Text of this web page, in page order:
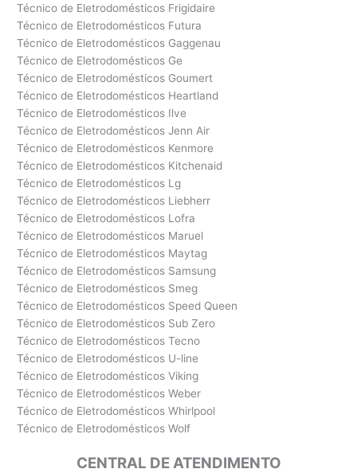
Técnico de Eletrodomésticos Frigidaire
Técnico de Eletrodomésticos Futura
Técnico de Eletrodomésticos Gaggenau
Técnico de Eletrodomésticos Ge
Técnico de Eletrodomésticos Goumert
Técnico de Eletrodomésticos Heartland
Técnico de Eletrodomésticos Ilve
Técnico de Eletrodomésticos Jenn Air
Técnico de Eletrodomésticos Kenmore
Técnico de Eletrodomésticos Kitchenaid
Técnico de Eletrodomésticos Lg
Técnico de Eletrodomésticos Liebherr
Técnico de Eletrodomésticos Lofra
Técnico de Eletrodomésticos Maruel
Técnico de Eletrodomésticos Maytag
Técnico de Eletrodomésticos Samsung
Técnico de Eletrodomésticos Smeg
Técnico de Eletrodomésticos Speed Queen
Técnico de Eletrodomésticos Sub Zero
Técnico de Eletrodomésticos Tecno
Técnico de Eletrodomésticos U-line
Técnico de Eletrodomésticos Viking
Técnico de Eletrodomésticos Weber
Técnico de Eletrodomésticos Whirlpool
Técnico de Eletrodomésticos Wolf
CENTRAL DE ATENDIMENTO